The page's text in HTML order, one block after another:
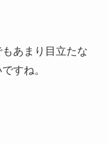
あまり目立たな
すね。